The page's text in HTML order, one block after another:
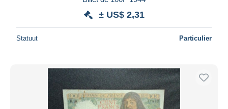
± US$ 2,31
Statuut Particulier